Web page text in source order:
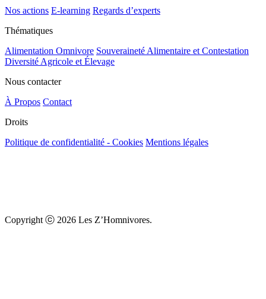
Nos actions E-learning Regards d’experts
Thématiques
Alimentation Omnivore Souveraineté Alimentaire et Contestation
Diversité Agricole et Élevage
Nous contacter
À Propos Contact
Droits
Politique de confidentialité - Cookies Mentions légales
Copyright ⓒ 2026 Les Z’Homnivores.